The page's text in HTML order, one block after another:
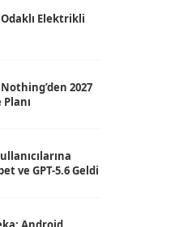
Elektrikli
2027
ve GPT-5.6 Geldi